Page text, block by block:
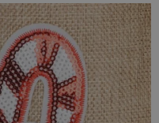
pochłaniania i
zmienne warunki
szerokie pole wyboru,
barwionych na wiele
daje gwarancję
coś dla siebie.